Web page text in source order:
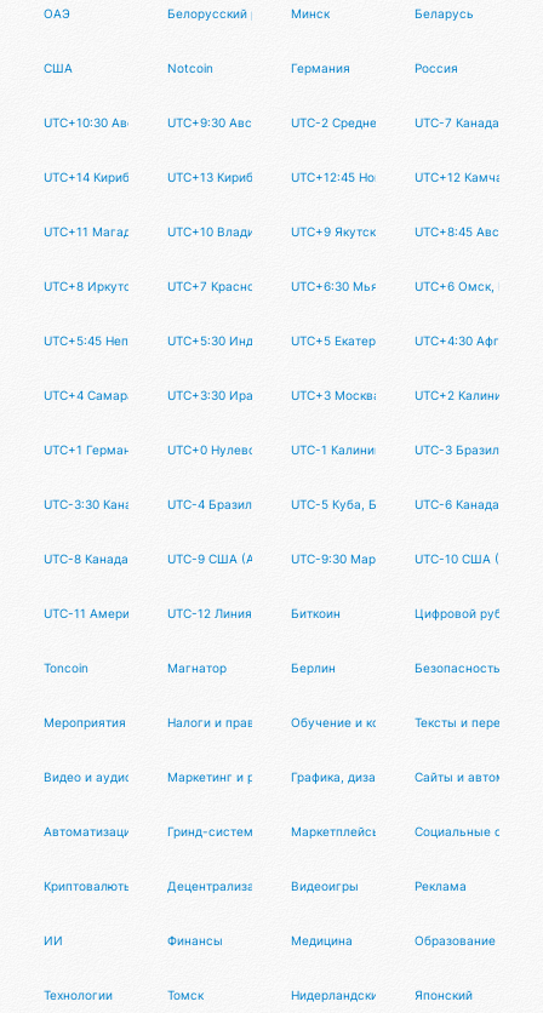
ОАЭ Белорусский рубль Минск Беларусь
США Notcoin Германия Россия
UTC+10:30 АвстралияUTC+9:30 АвстралияUTC-2 Среднеатлантическое время
UTC-7 Канада, США,
UTC+14 Кирибати (острова Лайн)UTC+13 Кирибати, Самоа, ТонгаUTC+12:45 Новая Зеландия (архипелаг
UTC+12 Камчатка
UTC+11 Магадан UTC+10 ВладивостокUTC+9 Якутск UTC+8:45 Австралия
UTC+8 Иркутск UTC+7 Красноярск UTC+6:30 Мьянма UTC+6 Омск,
UTC+5:45 Непал UTC+5:30 Индия, Шри-ЛанкаUTC+5 Екатеринбург, Казахстан
UTC+4:30
UTC+4 Самара, Грузия, ОАЭ
UTC+3:30 Иран UTC+3 Москва, Белоруссия
UTC+2
UTC+1 Германия, Испания, ФранцияUTC+0 Нулевой пояс, Великобритания
UTC-1 Калининград UTC-3 Бразилия,
UTC-3:30 Канада (Ньюфаундленд)
UTC-4 Бразилия, КанадаUTC-5 Куба, БразилияUTC-6 Канада, США,
UTC-8 Канада, США, МексикаUTC-9 США (Аляска)UTC-9:30 Маркизские острова (Франция)
UTC-10 США
UTC-11 Американское Самоа, НиуэUTC-12 Линия перемены даты
Биткоин Цифровой рубль
Toncoin Магнатор Берлин Безопасность
Мероприятия и кейтерингНалоги и право Обучение и коучинг Тексты и переводы
Видео и аудио Маркетинг и рекламаГрафика, дизайн, фотоСайты и
Автоматизация Гринд-системы Маркетплейсы Социальные сети
Криптовалюты Децентрализация Видеоигры Реклама
ИИ Финансы Медицина Образование
Технологии Томск Нидерландский Японский